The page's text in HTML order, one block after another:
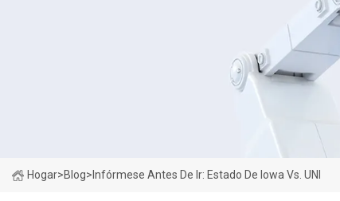
Hogar>Blog> Infórmese Antes De Ir: Estado De Iowa Vs. UNI